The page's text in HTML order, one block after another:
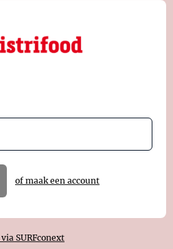
of maak een account
SURFconext